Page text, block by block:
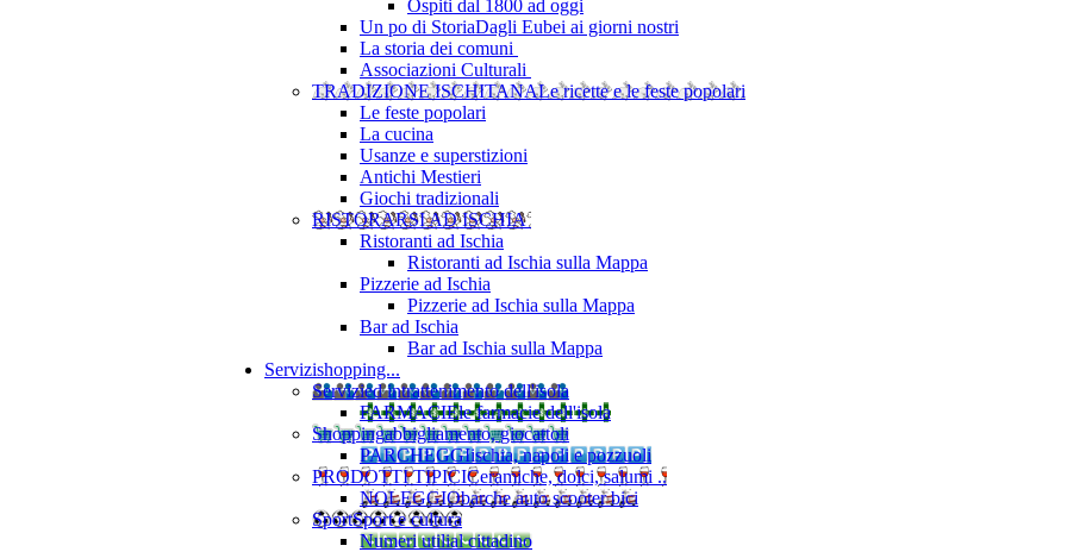
Ospiti dal 1800 ad oggi
Un po di StoriaDagli Eubei ai giorni nostri
La storia dei comuni
Associazioni Culturali
TRADIZIONE ISCHITANALe ricette e le feste popolari
Le feste popolari
La cucina
Usanze e superstizioni
Antichi Mestieri
Giochi tradizionali
RISTORARSI AD ISCHIA
Ristoranti ad Ischia
Ristoranti ad Ischia sulla Mappa
Pizzerie ad Ischia
Pizzerie ad Ischia sulla Mappa
Bar ad Ischia
Bar ad Ischia sulla Mappa
Servizishopping...
Servizied intrattenimento dell'isola
FARMACIEle farmacie dell'isola
Shoppingabbigliamento, giocattoli
PARCHEGGIischia, napoli e pozzuoli
PRODOTTI TIPICICeramiche, dolci, salumi ..
NOLEGGIObarche auto scooter bici
SportSport e cultura
Numeri utilial cittadino